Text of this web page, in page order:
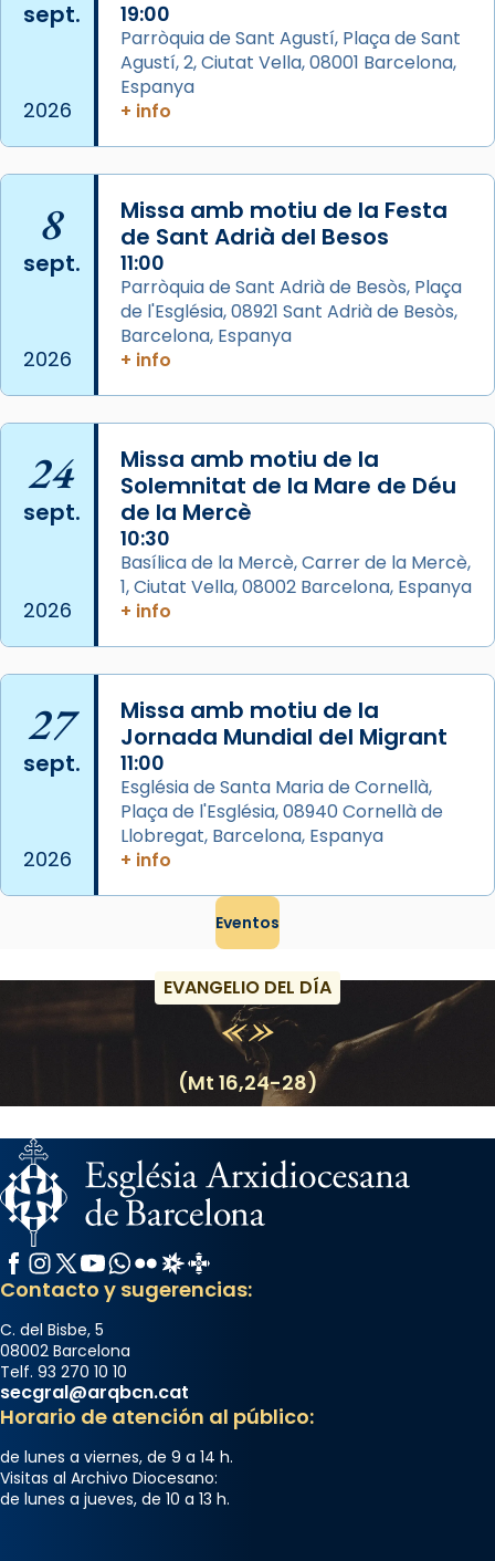
Aquest dilluns, 27 de juliol, ha tingut lloc la
missa d’acció de gràcies en agraïment al
comitè organitzador de la visita apostòlica
del Sant Pare Lleó XIV a Barcelona, i als
L’arquebisbe de Barcelona, el cardenal Joan
Josep Omella, ha presidit la missa i l’ha
concelebrat el bisbe auxiliar de Barcelona,
Mons. David Abadías.
📸 Dr. G. Simón
View on Facebook ·
Arquebisbat de Barcelona
Memòria de les santes Juliana i
Semproniana, verges i màrtirs.
Acompanyant la història de sant Cugat, a
partir de l’Edat Mitjana sorgeix la tradició
que les santes Juliana (“relatiu a Júlia”) i
que les santes són filles de l’antiga Iluro.
Mataró en reivindicarà les relíq
...Ver más
View on Facebook · Share
sept.
2026
19:00
Parròquia de Sant Agustí, Plaça de Sant
Agustí, 2, Ciutat Vella, 08001 Barcelona,
Espanya
+ info
8
sept.
2026
Missa amb motiu de la Festa
de Sant Adrià del Besos
11:00
Parròquia de Sant Adrià de Besòs, Plaça
de l'Església, 08921 Sant Adrià de Besòs,
Barcelona, Espanya
+ info
24
sept.
2026
Missa amb motiu de la
Solemnitat de la Mare de Déu
de la Mercè
10:30
Basílica de la Mercè, Carrer de la Mercè,
1, Ciutat Vella, 08002 Barcelona, Espanya
+ info
27
sept.
2026
Missa amb motiu de la
Jornada Mundial del Migrant
11:00
Església de Santa Maria de Cornellà,
Plaça de l'Església, 08940 Cornellà de
Llobregat, Barcelona, Espanya
+ info
Eventos
EVANGELIO DEL DÍA
(Mt 16,24-28)
Facebook
Instagram
X / Twitter
YouTube
WhatsApp
FlickrRadio Estel
Catalunya Cristiana
Contacto y sugerencias:
C. del Bisbe, 5
08002 Barcelona
Telf. 93 270 10 10
secgral@arqbcn.cat
Horario de atención al público:
de lunes a viernes, de 9 a 14 h.
Visitas al Archivo Diocesano:
de lunes a jueves, de 10 a 13 h.